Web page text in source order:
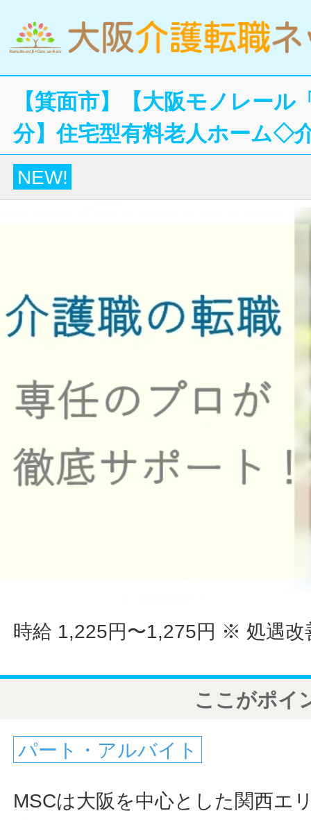
【箕面市】【大阪モノレー
分】住宅型有料老人ホーム◇
NEW!
時給 1,225円〜1,275円 ※ 処遇改
ここがポイ
パート・アルバイト
MSCは大阪を中心とした関西エ